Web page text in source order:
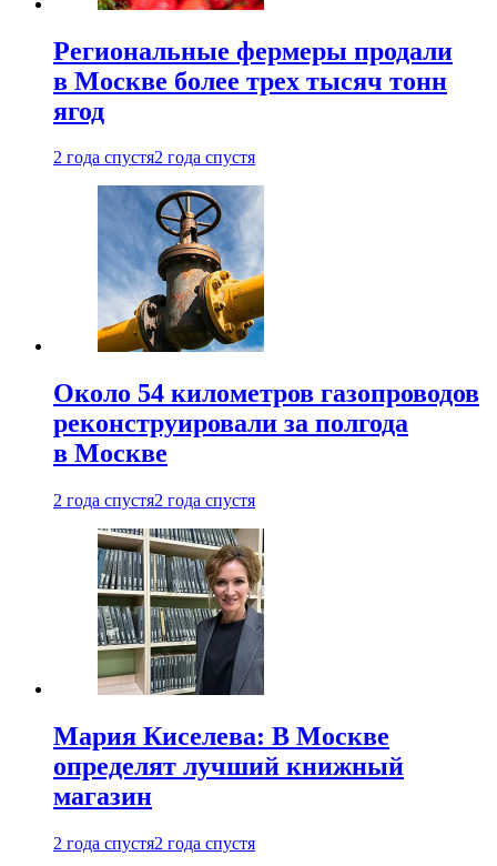
Региональные фермеры продали
в Москве более трех тысяч тонн
ягод
2 года спустя2 года спустя
Около 54 километров газопроводов
реконструировали за полгода
в Москве
2 года спустя2 года спустя
Мария Киселева: В Москве
определят лучший книжный
магазин
2 года спустя2 года спустя